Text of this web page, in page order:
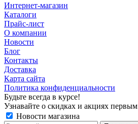
Интернет-магазин
Каталоги
Прайс-лист
О компании
Новости
Блог
Контакты
Доставка
Карта сайта
Политика конфиденциальности
Будьте всегда в курсе!
Узнавайте о скидках и акциях первым
Новости магазина